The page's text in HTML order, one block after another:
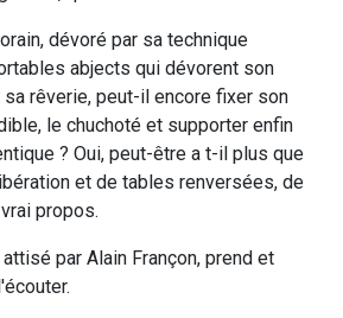
dévoré par sa technique
abjects qui dévorent son
rêverie, peut-il encore fixer son
le chuchoté et supporter enfin
? Oui, peut-être a t-il plus que
et de tables renversées, de
propos.
par Alain Françon, prend et